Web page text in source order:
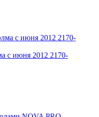
с июня 2012 2170-